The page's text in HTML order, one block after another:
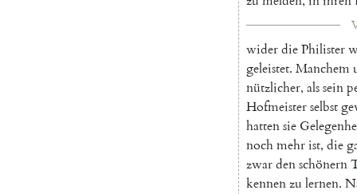
widerdiePhilister
geleistet. Manchem
nützlicher, alssein
Hofmeisterselbst
hattensie
nochmehrist, die
zwardenschönern
kennenzu lernen.